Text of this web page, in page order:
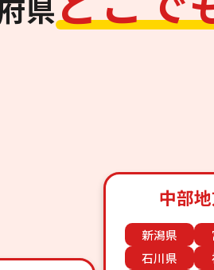
県
中部
新潟県
石川県